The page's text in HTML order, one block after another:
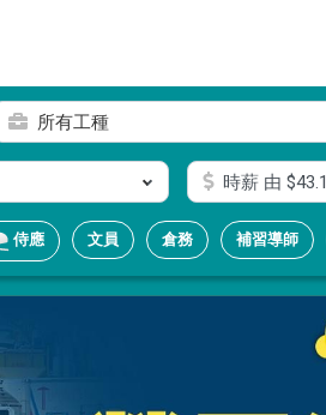
所有工種
時薪由 $43.1
侍應 文員 倉務 補習導師